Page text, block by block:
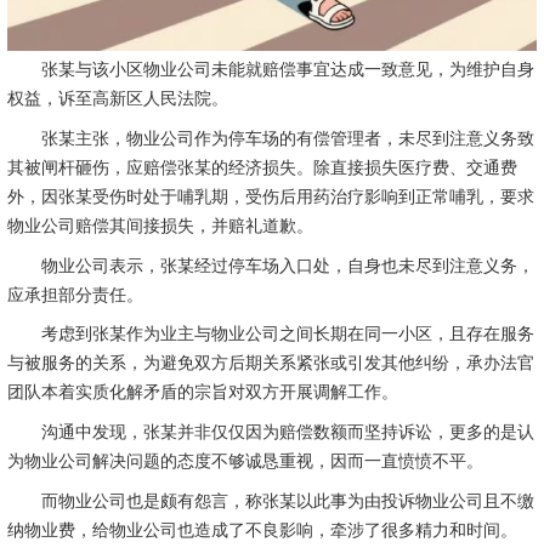
张某与该小区物业公司未能就赔偿事宜达成一致意见，为维护自身
权益，诉至高新区人民法院。
张某主张，物业公司作为停车场的有偿管理者，未尽到注意义务致
其被闸杆砸伤，应赔偿张某的经济损失。除直接损失医疗费、交通费
外，因张某受伤时处于哺乳期，受伤后用药治疗影响到正常哺乳，要求
物业公司赔偿其间接损失，并赔礼道歉。
物业公司表示，张某经过停车场入口处，自身也未尽到注意义务，
应承担部分责任。
考虑到张某作为业主与物业公司之间长期在同一小区，且存在服务
与被服务的关系，为避免双方后期关系紧张或引发其他纠纷，承办法官
团队本着实质化解矛盾的宗旨对双方开展调解工作。
沟通中发现，张某并非仅仅因为赔偿数额而坚持诉讼，更多的是认
为物业公司解决问题的态度不够诚恳重视，因而一直愤愤不平。
而物业公司也是颇有怨言，称张某以此事为由投诉物业公司且不缴
纳物业费，给物业公司也造成了不良影响，牵涉了很多精力和时间。